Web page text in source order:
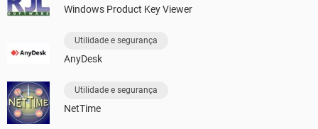
Windows Product Key Viewer
Utilidade e segurança
AnyDesk
Utilidade e segurança
NetTime